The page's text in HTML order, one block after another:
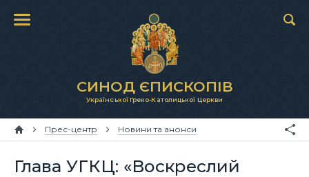
СИНОД ЄПИСКОПІВ
Української Греко-Католицької Церкви
Прес-центр Новини та анонси
Глава УГКЦ: «Воскреслий